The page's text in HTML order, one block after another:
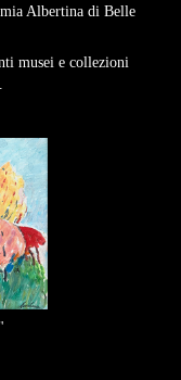
Albertina di Belle
musei e collezioni
"